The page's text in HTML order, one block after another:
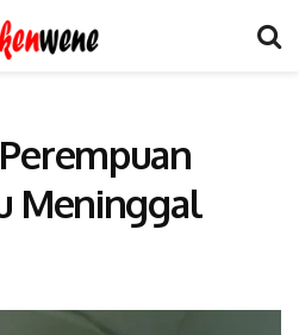
Meninggal